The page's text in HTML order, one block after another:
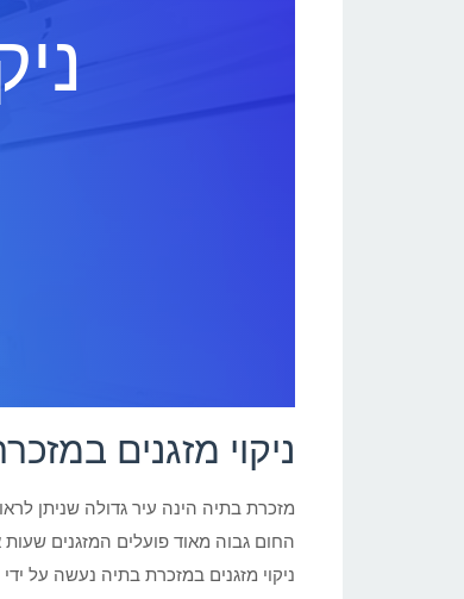
ניקוי מזגנים
מזכרת בתיה הינה עיר גדולה שניתן
החום גבוה מאוד פועלים המזגנים שעות
ניקוי מזגנים במזכרת בתיה נעשה על